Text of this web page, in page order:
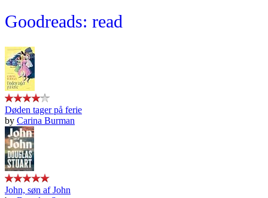
Goodreads: read
Døden tager på ferie
by Carina Burman
John, søn af John